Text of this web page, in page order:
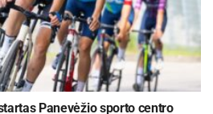
Panevėžio sporto centro